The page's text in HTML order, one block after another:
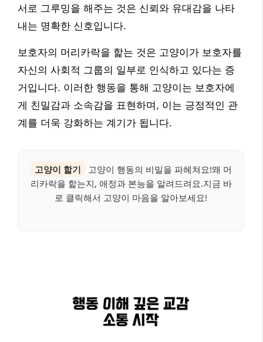
서로 그루밍을 해주는 것은 신뢰와 유대감을 나타
내는 명확한 신호입니다.
보호자의 머리카락을 핥는 것은 고양이가 보호자를
자신의 사회적 그룹의 일부로 인식하고 있다는 증
거입니다. 이러한 행동을 통해 고양이는 보호자에
게 친밀감과 소속감을 표현하며, 이는 긍정적인 관
계를 더욱 강화하는 계기가 됩니다.
고양이 핥기
고양이 행동의 비밀을 파헤쳐요!왜 머
리카락을 핥는지, 애정과 본능을 알려드려요.지금 바
로 클릭해서 고양이 마음을 알아보세요!